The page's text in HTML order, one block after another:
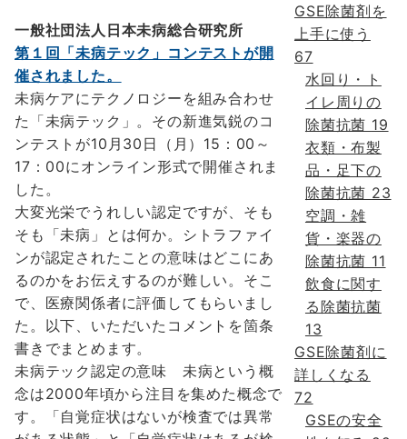
一般社団法人日本未病総合研究所
第１回「未病テック」コンテストが開
催されました。
未病ケアにテクノロジーを組み合わせ
た「未病テック」。その新進気鋭のコ
ンテストが10月30日（月）15：00～
17：00にオンライン形式で開催されま
した。
大変光栄でうれしい認定ですが、そも
そも「未病」とは何か。シトラファイ
ンが認定されたことの意味はどこにあ
るのかをお伝えするのが難しい。そこ
で、医療関係者に評価してもらいまし
た。以下、いただいたコメントを箇条
書きでまとめます。
未病テック認定の意味 未病という概
念は2000年頃から注目を集めた概念で
す。「自覚症状はないが検査では異常
GSE除菌剤を
上手に使う
67
水回り・ト
イレ周りの
除菌抗菌 19
衣類・布製
品・足下の
除菌抗菌 23
空調・雑
貨・楽器の
除菌抗菌 11
飲食に関す
る除菌抗菌
13
GSE除菌剤に
詳しくなる
72
GSEの安全